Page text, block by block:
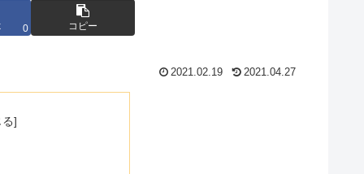
0 コピー
2021.02.19 2021.04.27